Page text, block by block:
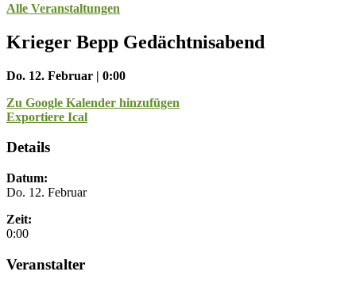
Alle Veranstaltungen
Krieger Bepp Gedächtnisabend
Do. 12. Februar | 0:00
Zu Google Kalender hinzufügen
Exportiere Ical
Details
Datum:
Do. 12. Februar
Zeit:
0:00
Veranstalter